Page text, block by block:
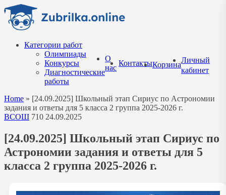
Перейти
содержанию
Категории работ
Олимпиады
Конкурсы
Диагностические
работы
О
нас
КонтактыКорзина
Личный
кабинет
Home » [24.09.2025] Школьный этап Сириус по Астрономии
задания и ответы для 5 класса 2 группа 2025-2026 г.
ВСОШ 710 24.09.2025
[24.09.2025] Школьный этап Сириус по
Астрономии задания и ответы для 5
класса 2 группа 2025-2026 г.